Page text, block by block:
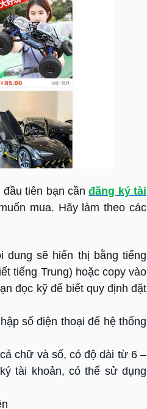
đầu tiên bạn cầnđăng ký tài
mua. Hãy làm theo các
dung sẽ hiển thị bằng tiếng
tiếng Trung) hoặc copy vào
đọc kỹ để biết quy định đặt
số điện thoại để hệ thống
chữ và số, có độ dài từ 6 –
tài khoản, có thể sử dụng